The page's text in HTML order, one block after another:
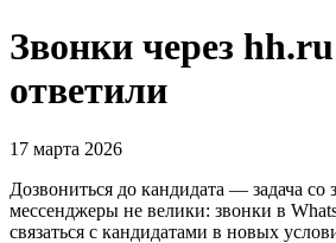
Звонки через
ответили
17 марта 2026
Дозвониться до кандидата — задача
мессенджеры не велики: звонки в
связаться с кандидатами в новых